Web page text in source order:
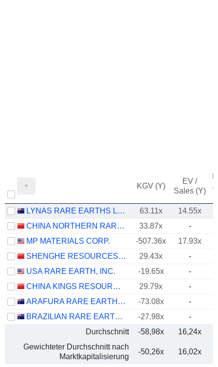
KGV (Y)
EV /
Sales (Y)
/
LYNAS RARE EARTHS LIMITED 63.11x 14.55x
CHINA NORTHERN RARE EARTH (GROUP) HIGH-TECH CO.,LTD
33.87x
-
MP MATERIALS CORP.
-507.36x 17.93x
SHENGHE RESOURCES HOLDING CO., LTD
29.43x
-
USA RARE EARTH, INC.
-19.65x
-
CHINA KINGS RESOURCES GROUP CO.,LTD.
29.79x
-
ARAFURA RARE EARTHS LIMITED
-73.08x
-
BRAZILIAN RARE EARTHS LIMITED
-27.98x -
Durchschnitt
-58,98x 16,24x
Gewichteter Durchschnitt nach
Marktkapitalisierung
-50,26x 16,02x